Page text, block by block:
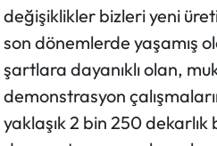
değişiklikler bizleri yeni
son dönemlerde yaşamış
şartlara dayanıklı olan,
demonstrasyon
yaklaşık 2 bin 250